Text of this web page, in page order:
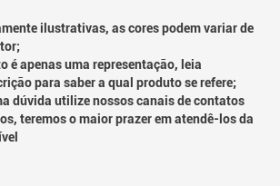
ilustrativas, as cores podem variar de
é apenas uma representação, leia
para saber a qual produto se refere;
dúvida utilize nossos canais de contatos
teremos o maior prazer em atendê-los da